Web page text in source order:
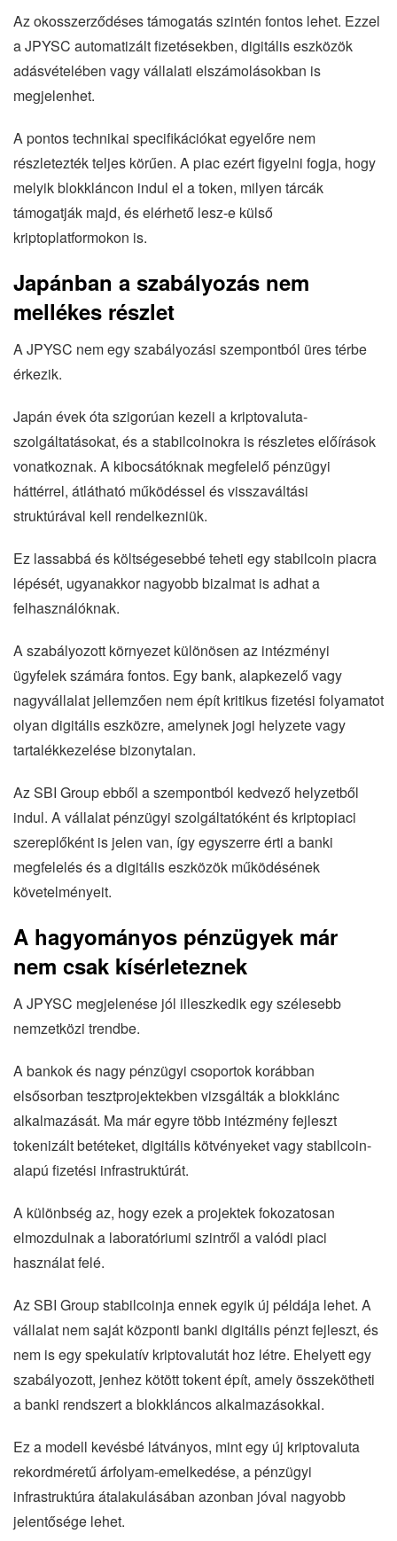
Az okosszerződéses támogatás szintén fontos lehet. Ezzel
a JPYSC automatizált fizetésekben, digitális eszközök
adásvételében vagy vállalati elszámolásokban is
megjelenhet.
A pontos technikai specifikációkat egyelőre nem
részletezték teljes körűen. A piac ezért figyelni fogja, hogy
melyik blokkláncon indul el a token, milyen tárcák
támogatják majd, és elérhető lesz-e külső
kriptoplatformokon is.
Japánban a szabályozás nem
mellékes részlet
A JPYSC nem egy szabályozási szempontból üres térbe
érkezik.
Japán évek óta szigorúan kezeli a kriptovaluta-
szolgáltatásokat, és a stabilcoinokra is részletes előírások
vonatkoznak. A kibocsátóknak megfelelő pénzügyi
háttérrel, átlátható működéssel és visszaváltási
struktúrával kell rendelkezniük.
Ez lassabbá és költségesebbé teheti egy stabilcoin piacra
lépését, ugyanakkor nagyobb bizalmat is adhat a
felhasználóknak.
A szabályozott környezet különösen az intézményi
ügyfelek számára fontos. Egy bank, alapkezelő vagy
nagyvállalat jellemzően nem épít kritikus fizetési folyamatot
olyan digitális eszközre, amelynek jogi helyzete vagy
tartalékkezelése bizonytalan.
Az SBI Group ebből a szempontból kedvező helyzetből
indul. A vállalat pénzügyi szolgáltatóként és kriptopiaci
szereplőként is jelen van, így egyszerre érti a banki
megfelelés és a digitális eszközök működésének
követelményeit.
A hagyományos pénzügyek már
nem csak kísérleteznek
A JPYSC megjelenése jól illeszkedik egy szélesebb
nemzetközi trendbe.
A bankok és nagy pénzügyi csoportok korábban
elsősorban tesztprojektekben vizsgálták a blokklánc
alkalmazását. Ma már egyre több intézmény fejleszt
tokenizált betéteket, digitális kötvényeket vagy stabilcoin-
alapú fizetési infrastruktúrát.
A különbség az, hogy ezek a projektek fokozatosan
elmozdulnak a laboratóriumi szintről a valódi piaci
használat felé.
Az SBI Group stabilcoinja ennek egyik új példája lehet. A
vállalat nem saját központi banki digitális pénzt fejleszt, és
nem is egy spekulatív kriptovalutát hoz létre. Ehelyett egy
szabályozott, jenhez kötött tokent épít, amely összekötheti
a banki rendszert a blokkláncos alkalmazásokkal.
Ez a modell kevésbé látványos, mint egy új kriptovaluta
rekordméretű árfolyam-emelkedése, a pénzügyi
infrastruktúra átalakulásában azonban jóval nagyobb
jelentősége lehet.